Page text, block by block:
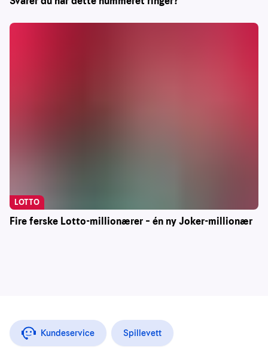
Fire ferske Lotto-millionærer – én ny Joker-millionær
LOTTO
Kundeservice Spillevett